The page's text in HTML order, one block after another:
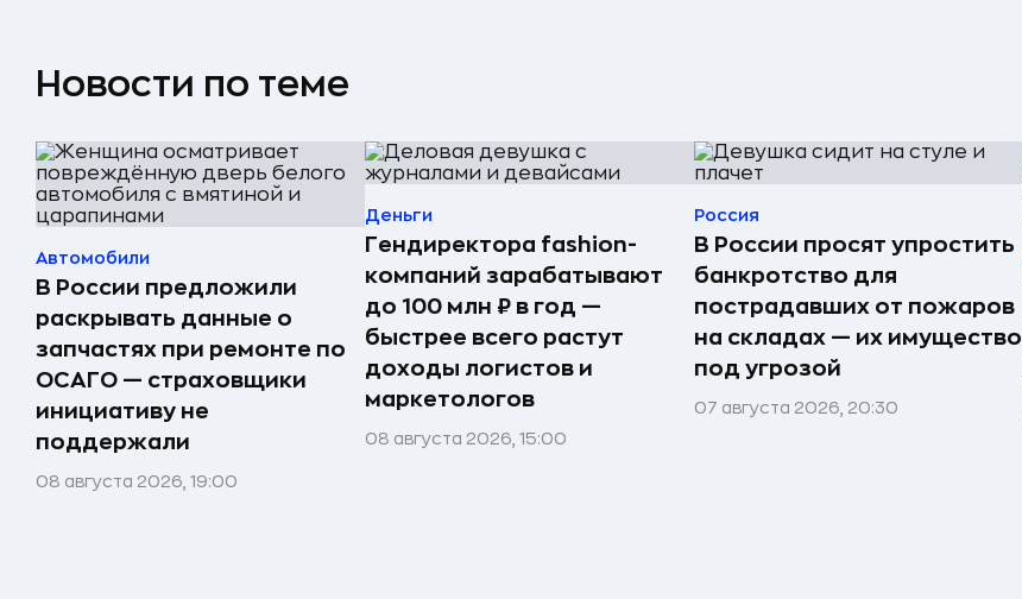
Новости по теме
Автомобили
В России предложили
раскрывать данные о
запчастях при ремонте по
ОСАГО — страховщики
инициативу не
поддержали
08 августа 2026, 19:00
Деньги
Гендиректора fashion-
компаний зарабатывают
до 100 млн ₽ в год —
быстрее всего растут
доходы логистов и
маркетологов
08 августа 2026, 15:00
Россия
В России просят упростить
банкротство для
пострадавших от пожаров
на складах — их имущество
под угрозой
07 августа 2026, 20:30